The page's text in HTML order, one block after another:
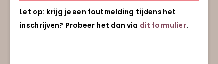
Let op: krijg je een foutmelding tijdens het
inschrijven? Probeer het dan via dit formulier.